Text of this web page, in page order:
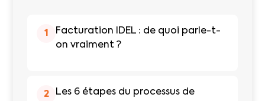
1
Facturation IDEL : de quoi parle-t-
on vraiment ?
2
Les 6 étapes du processus de